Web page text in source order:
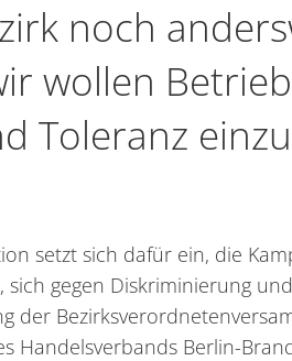
noch
wollen
Toleranz
setzt sich dafür ein, die
gegen Diskriminierung
der
Handelsverbands Berlin-